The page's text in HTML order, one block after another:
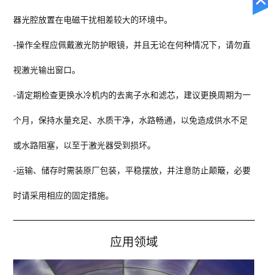
器光腔放置在电磁干扰相差较大的环境中。
-操作全程应佩戴激光防护眼镜，并且无论在何种情况下，请勿直
视激光输出窗口。
-请定期检查更换水冷机内的去离子水和滤芯，建议更换周期为一
个月，保持水量充足、水质干净，水路畅通，以免造成供水不足
或水路阻塞，以至于激光器受到损坏。
-运输、储存时需装原厂包装，平稳摆放，并注意防止颠簸，必要
时请采用相应的固定措施。
应用领域